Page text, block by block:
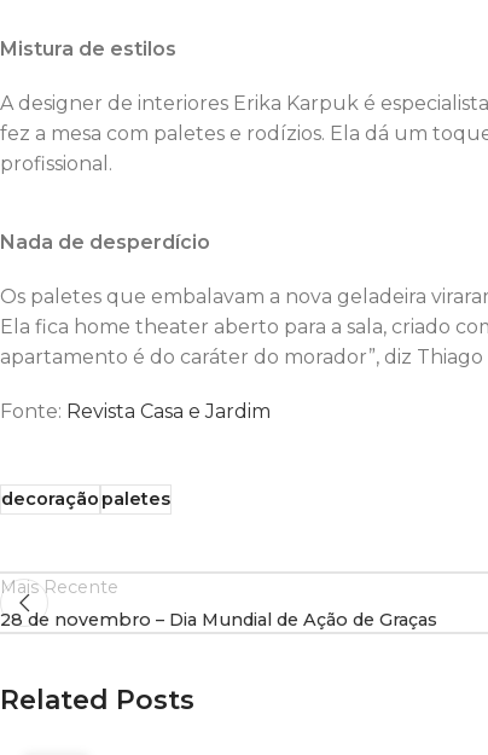
Mistura de estilos
A designer de interiores Erika Karpuk é
fez a mesa com paletes e rodízios. Ela dá um
profissional.
Nada de desperdício
Os paletes que embalavam a nova geladeira
Ela fica home theater aberto para a sala, criado
apartamento é do caráter do morador”, diz
Fonte: Revista Casa e Jardim
decoraçãopaletes
Mais Recente
28 de novembro – Dia Mundial de Ação de Graças
Related Posts